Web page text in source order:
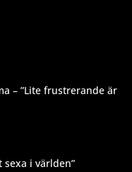
– ”Lite frustrerande är
sexa i världen”